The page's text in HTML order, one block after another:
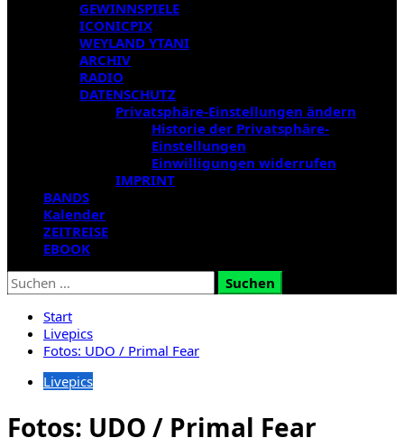
GEWINNSPIELE
ICONICPIX
WEYLAND YTANI
ARCHIV
RADIO
DATENSCHUTZ
Privatsphäre-Einstellungen ändern
Historie der Privatsphäre-
Einstellungen
Einwilligungen widerrufen
IMPRINT
BANDS
Kalender
ZEITREISE
EBOOK
Suchen
nach:
Start
Livepics
Fotos: UDO / Primal Fear
Livepics
Fotos: UDO / Primal Fear